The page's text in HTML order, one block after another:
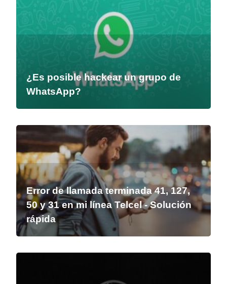
¿Es posible hackear un grupo de
WhatsApp?
Error de llamada terminada 41, 127,
50 y 31 en mi línea Telcel - Solución
rápida